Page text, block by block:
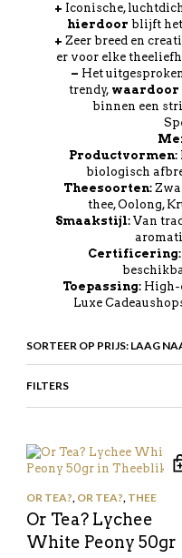
+ Iconische,
hierdoor blijft het
+ Zeer breed en
er voor elke
– Het
trendy, waardoor
binnen een
Productvormen:
biologisch
Theesoorten:
thee, Oolong,
Smaakstijl: Van
Certificering:
Toepassing: High-
Luxe
FILTERS
OR TEA?, OR TEA?, THEE
Or Tea? Lychee
White Peony 50gr